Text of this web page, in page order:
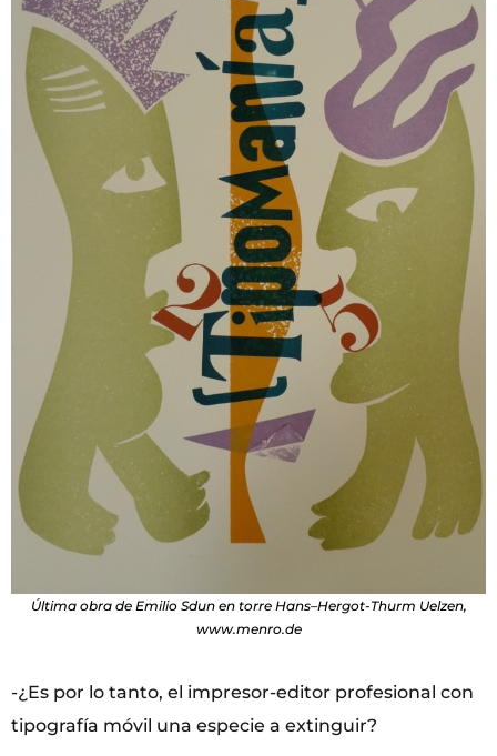
Última obra de Emilio Sdun en torre Hans–Hergot-Thurm Uelzen,
www.menro.de
-¿Es por lo tanto, el impresor-editor profesional con
tipografía móvil una especie a extinguir?